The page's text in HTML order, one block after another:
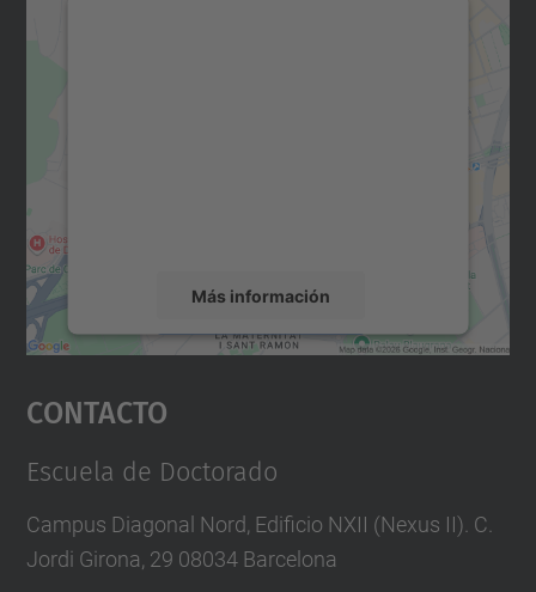
Más información
Aceptar
powered by
Contacto
Escuela de Doctorado
Campus Diagonal Nord, Edificio NXII (Nexus II). C.
Jordi Girona, 29 08034 Barcelona